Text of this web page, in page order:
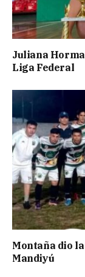
Juliana
Liga Federal
Montaña dio
Mandiyú